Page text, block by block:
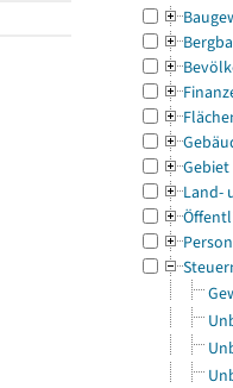
Gebiet
Land-